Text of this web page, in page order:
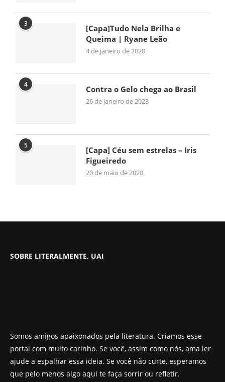
3
[Capa]Tudo Nela Brilha e
Queima | Ryane Leão
4 de janeiro de 2020
4 Contra o Gelo chega ao Brasil
26 de janeiro de 2023
5
[Capa] Céu sem estrelas – Iris
Figueiredo
20 de maio de 2020
SOBRE LITERALMENTE, UAI
Somos amigos apaixonados pela literatura. Criamos esse
portal com muito carinho. Se você, assim como nós, ama ler
ajude a espalhar essa ideia. Se você não curte, esperamos
que pelo menos algo aqui te faça sorrir ou refletir.